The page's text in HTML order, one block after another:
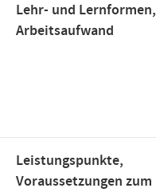
Lehr- und Lernformen,
Arbeitsaufwand
Leistungspunkte,
Voraussetzungen zum